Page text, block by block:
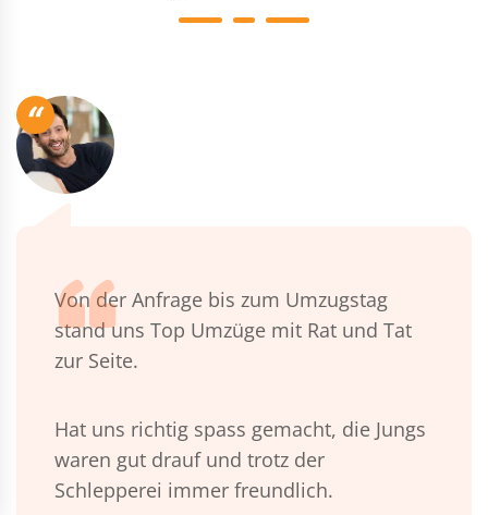
“
Von der Anfrage bis zum Umzugstag
stand uns Top Umzüge mit Rat und Tat
zur Seite.
Hat uns richtig spass gemacht, die Jungs
waren gut drauf und trotz der
Schlepperei immer freundlich.